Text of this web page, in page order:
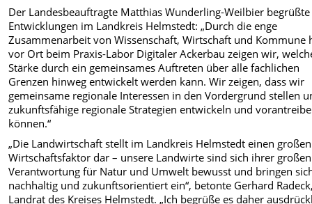
Der Landesbeauftragte Matthias Wunderling-Weilbier
Entwicklungen im Landkreis Helmstedt: „Durch die enge
Zusammenarbeit von Wissenschaft, Wirtschaft und Kommune
vor Ort beim Praxis-Labor Digitaler Ackerbau zeigen wir,
Stärke durch ein gemeinsames Auftreten über alle fachlichen
Grenzen hinweg entwickelt werden kann. Wir zeigen, dass wir
gemeinsame regionale Interessen in den Vordergrund stellen
zukunftsfähige regionale Strategien entwickeln und
können.“
„Die Landwirtschaft stellt im Landkreis Helmstedt einen großen
Wirtschaftsfaktor dar – unsere Landwirte sind sich ihrer großen
Verantwortung für Natur und Umwelt bewusst und bringen
nachhaltig und zukunftsorientiert ein“, betonte Gerhard
Landrat des Kreises Helmstedt. „Ich begrüße es daher